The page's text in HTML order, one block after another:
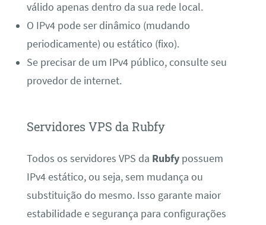
válido apenas dentro da sua rede local.
O IPv4 pode ser dinâmico (mudando
periodicamente) ou estático (fixo).
Se precisar de um IPv4 público, consulte seu
provedor de internet.
Servidores VPS da Rubfy
Todos os servidores VPS da Rubfypossuem
IPv4 estático, ou seja, sem mudança ou
substituição do mesmo. Isso garante maior
estabilidade e segurança para configurações